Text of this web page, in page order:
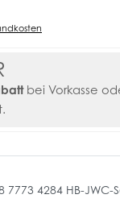
bei Vorkasse
7773 4284 HB-JWC-